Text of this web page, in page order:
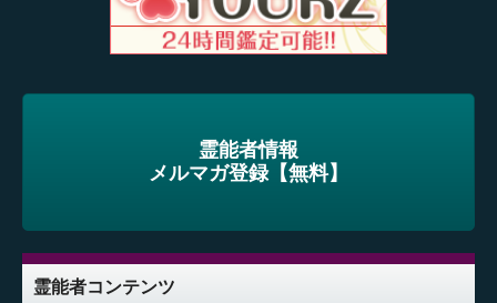
霊能者情報
メルマガ登録【無料】
霊能者コンテンツ